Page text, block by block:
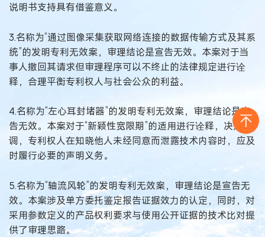
说明书支持具有借鉴意义。
3.名称为“通过图像采集获取网络连接的数据传输方式及其系
统”的发明专利无效案，审理结论是宣告无效。本案对于当
事人撤回其请求但审理程序可以不终止的法律规定进行诠
释，合理平衡专利权人与社会公众的利益。
4.名称为“左心耳封堵器”的发明专利无效案，审理结论是宣
告无效。本案对于“新颖性宽限期”的适用进行诠释，决定强
调，专利权人在知晓他人未经同意而泄露技术内容时，应及
时履行必要的声明义务。
5.名称为“轴流风轮”的发明专利无效案，审理结论是宣告无
效。本案涉及单方委托鉴定报告证据效力的认定，同时，对
采用参数定义的产品权利要求与使用公开证据的技术比对提
供了审理思路。